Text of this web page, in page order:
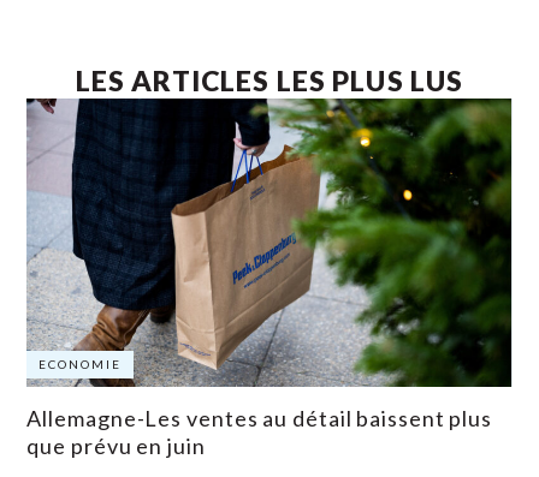
LES ARTICLES LES PLUS LUS
ECONOMIE
Allemagne-Les ventes au détail baissent plus
que prévu en juin